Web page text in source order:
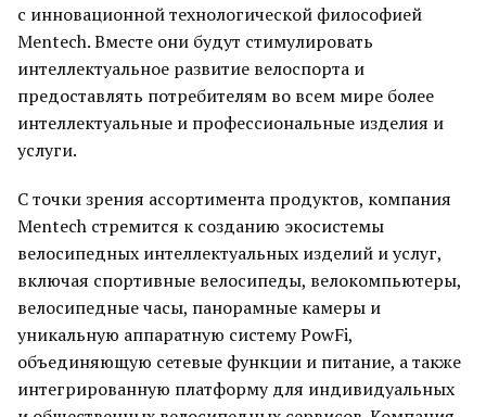
с инновационной технологической философией
Mentech. Вместе они будут стимулировать
интеллектуальное развитие велоспорта и
предоставлять потребителям во всем мире более
интеллектуальные и профессиональные изделия и
услуги.
С точки зрения ассортимента продуктов, компания
Mentech стремится к созданию экосистемы
велосипедных интеллектуальных изделий и услуг,
включая спортивные велосипеды, велокомпьютеры,
велосипедные часы, панорамные камеры и
уникальную аппаратную систему PowFi,
объединяющую сетевые функции и питание, а также
интегрированную платформу для индивидуальных